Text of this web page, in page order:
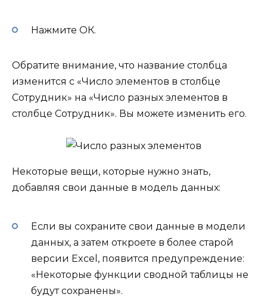
Нажмите ОК.
Обратите внимание, что название столбца
изменится с «Число элементов в столбце
Сотрудник» на «Число разных элементов в
столбце Сотрудник». Вы можете изменить его.
Некоторые вещи, которые нужно знать,
добавляя свои данные в модель данных:
Если вы сохраните свои данные в модели
данных, а затем откроете в более старой
версии Excel, появится предупреждение:
«Некоторые функции сводной таблицы не
будут сохранены».